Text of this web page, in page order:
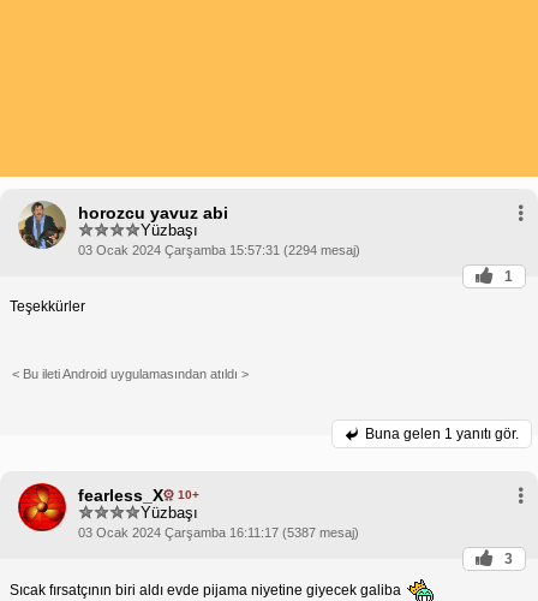
horozcu yavuz abi
Yüzbaşı
03 Ocak 2024 Çarşamba 15:57:31 (2294 mesaj)
1
Teşekkürler
< Bu ileti Android uygulamasından atıldı >
Buna gelen 1 yanıtı gör.
fearless_X 10+
Yüzbaşı
03 Ocak 2024 Çarşamba 16:11:17 (5387 mesaj)
3
Sıcak fırsatçının biri aldı evde pijama niyetine giyecek galiba